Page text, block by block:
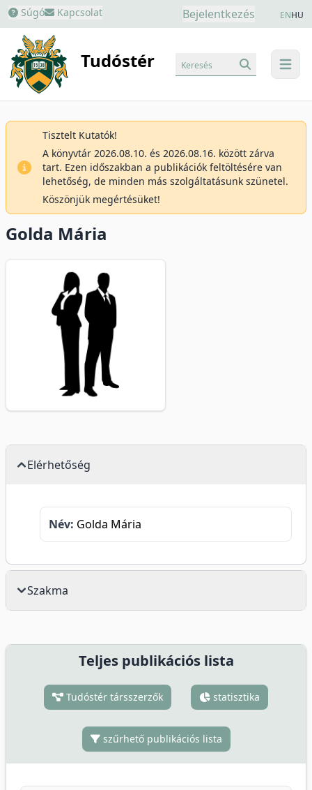
Súgó Kapcsolat Bejelentkezés ENHU
Tudóstér menu
Keresés
Tisztelt Kutatók!
A könyvtár 2026.08.10. és 2026.08.16. között zárva
tart. Ezen időszakban a publikációk feltöltésére van
lehetőség, de minden más szolgáltatásunk szünetel.
Köszönjük megértésüket!
Golda Mária
Elérhetőség
Név: Golda Mária
Szakma
Teljes publikációs lista
Tudóstér társszerzők statisztika
szűrhető publikációs lista